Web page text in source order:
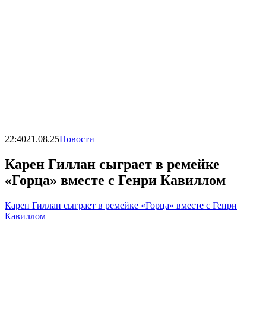
22:4021.08.25Новости
Карен Гиллан сыграет в ремейке
«Горца» вместе с Генри Кавиллом
Карен Гиллан сыграет в ремейке «Горца» вместе с Генри
Кавиллом